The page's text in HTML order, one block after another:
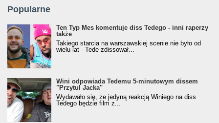
Popularne
Ten Typ Mes komentuje diss Tedego - inni raperzy
także
Takiego starcia na warszawskiej scenie nie było od
wielu lat - Tede zdissował...
Wini odpowiada Tedemu 5-minutowym dissem
"Przytul Jacka"
Wydawało się, że jedyną reakcją Winiego na diss
Tedego będzie film z...